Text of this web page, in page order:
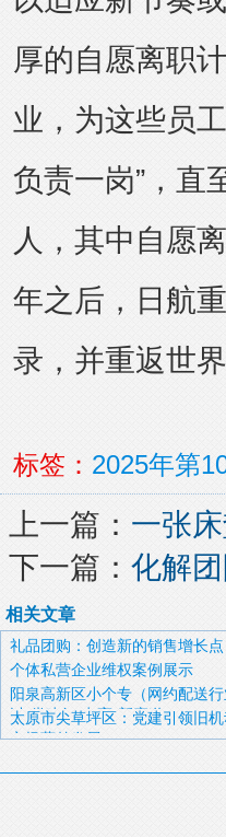
厚的自愿离职
业，为这些员
负责一岗”，直
人，其中自愿
年之后，日航
录，并重返世界
标签： 2025年第
上一篇： 一张
下一篇： 化解团
相关文章
礼品团购：创造新的销售增长点
个体私营企业维权案例展示
阳泉高新区小个专（网约配送行
以“党建红”点亮“新赛道”
太原市尖草坪区：党建引领旧
市场蓬勃发展